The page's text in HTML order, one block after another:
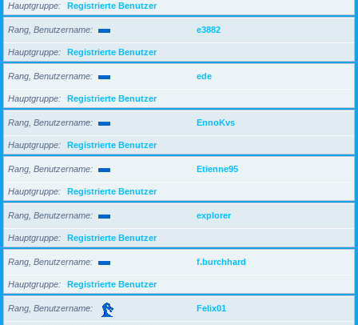
Hauptgruppe Registrierte Benutzer
Rang, Benutzername e3882
Hauptgruppe Registrierte Benutzer
Rang, Benutzername ede
Hauptgruppe Registrierte Benutzer
Rang, Benutzername EnnoKvs
Hauptgruppe Registrierte Benutzer
Rang, Benutzername Etienne95
Hauptgruppe Registrierte Benutzer
Rang, Benutzername explorer
Hauptgruppe Registrierte Benutzer
Rang, Benutzername f.burchhard
Hauptgruppe Registrierte Benutzer
Rang, Benutzername Felix01